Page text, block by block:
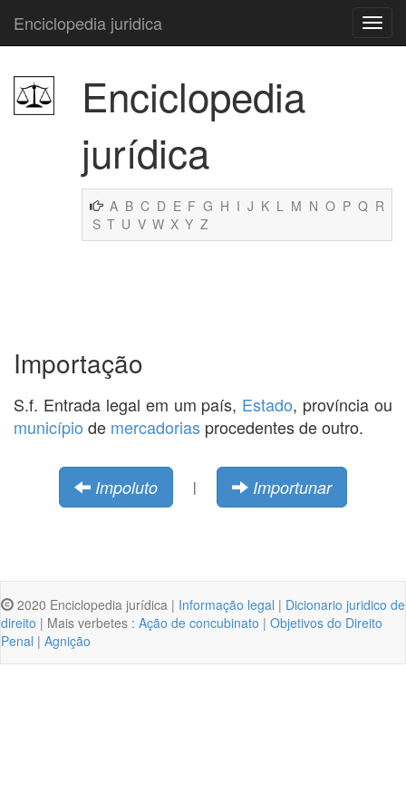
Enciclopedia juridica
Enciclopedia
jurídica
A B C D E F G H I J K L M N O P Q R
S T U V W X Y Z
Importação
S.f. Entrada legal em um país, Estado, província ou
município de mercadorias procedentes de outro.
Impoluto | Importunar
2020 Enciclopedia jurídica | Informação legal | Dicionario juridico de
direito | Mais verbetes : Ação de concubinato | Objetivos do Direito
Penal | Agnição